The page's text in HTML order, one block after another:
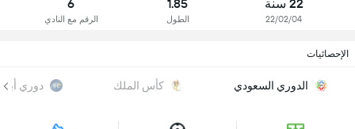
22 سنة
22/02/04
1.85
الطول
6
الرقم مع النادي
الإحصائيات
الدوري السعودي كأس الملك دوري